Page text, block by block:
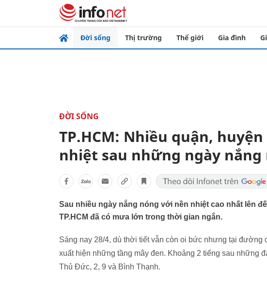
Đời sống Thị trường Thế giới Gia đình
ĐỜI SỐNG
TP.HCM: Nhiều quận,
nhiệt sau những ngày nắng
Sau nhiều ngày nắng nóng với nền nhiệt cao nhất lên
TP.HCM đã có mưa lớn trong thời gian ngắn.
Sáng nay 28/4, dù thời tiết vẫn còn oi bức nhưng tại
xuất hiện những tầng mây đen. Khoảng 2 tiếng sau những
Thủ Đức, 2, 9 và Bình Thạnh.